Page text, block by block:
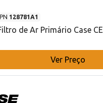
PN 128781A1
de Ar Primário Case CE
Ver Preço